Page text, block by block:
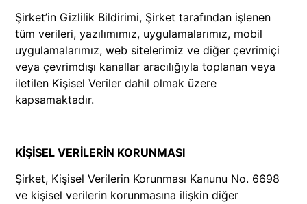
Şirket’in Gizlilik Bildirimi, Şirket tarafından işlenen
tüm verileri, yazılımımız, uygulamalarımız, mobil
uygulamalarımız, web sitelerimiz ve diğer çevrimiçi
veya çevrimdışı kanallar aracılığıyla toplanan veya
iletilen Kişisel Veriler dahil olmak üzere
kapsamaktadır.
KİŞİSEL VERİLERİN KORUNMASI
Şirket, Kişisel Verilerin Korunması Kanunu No. 6698
ve kişisel verilerin korunmasına ilişkin diğer